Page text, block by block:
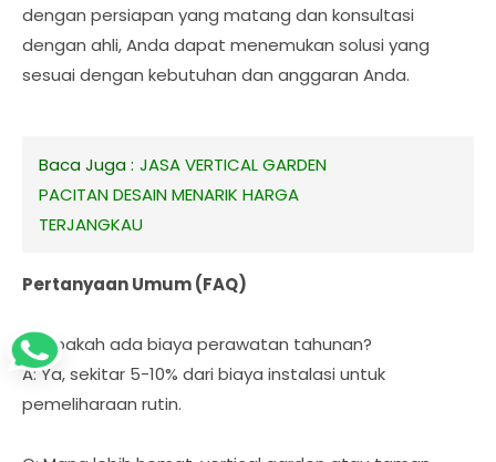
dengan persiapan yang matang dan konsultasi
dengan ahli, Anda dapat menemukan solusi yang
sesuai dengan kebutuhan dan anggaran Anda.
Baca Juga : JASA VERTICAL GARDEN
PACITAN DESAIN MENARIK HARGA
TERJANGKAU
Pertanyaan Umum (FAQ)
Q: Apakah ada biaya perawatan tahunan?
A: Ya, sekitar 5-10% dari biaya instalasi untuk
pemeliharaan rutin.